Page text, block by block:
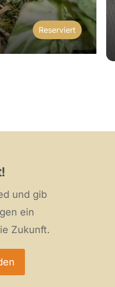
Reserviert
und gib
ein
Zukunft.